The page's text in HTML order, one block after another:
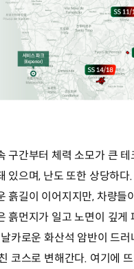
구간부터 체력 소모가 큰 테
있으며, 난도 또한 상당하다
흙길이 이어지지만, 차량들
흙먼지가 일고 노면이 깊게
카로운 화산석 암반이 드
코스로 변해간다. 여기에